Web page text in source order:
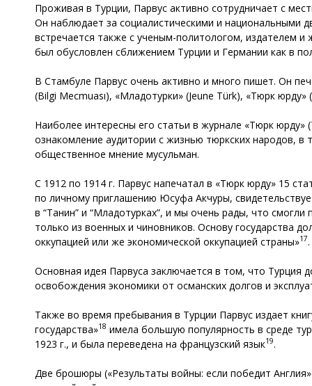
Проживая в Турции, Парвус активно сотрудничает с
Он наблюдает за социалистическими и национальными
встречается также с ученым-политологом, издателем
был обусловлен сближением Турции и Германии как в
В Стамбуле Парвус очень активно и много пишет. Он
(Bilgi Mecmuası), «Младотурки» (Jeune Türk), «Тюрк
Наиболее интересны его статьи в журнале «Тюрк
ознакомление аудитории с жизнью тюркских народов,
общественное мнение мусульман.
С 1912 по 1914 г. Парвус напечатал в «Тюрк юрду» 15
по личному приглашению Юсуфа Акчуры,
в “Танин” и “Младотурках”, и мы очень рады, что
только из военных и чиновников. Основу государства
оккупацией или же экономической оккупацией страны»17.
Основная идея Парвуса заключается в том, что Турция
освобождения экономики от османских долгов и
Также во время пребывания в Турции Парвус издает
государства»18 имела большую популярность в среде
1923 г., и была переведена на французский язык19.
Две брошюры («Результаты войны: если победит